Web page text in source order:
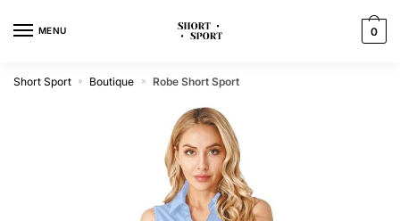
MENU 0
Short Sport » Boutique » Robe Short Sport